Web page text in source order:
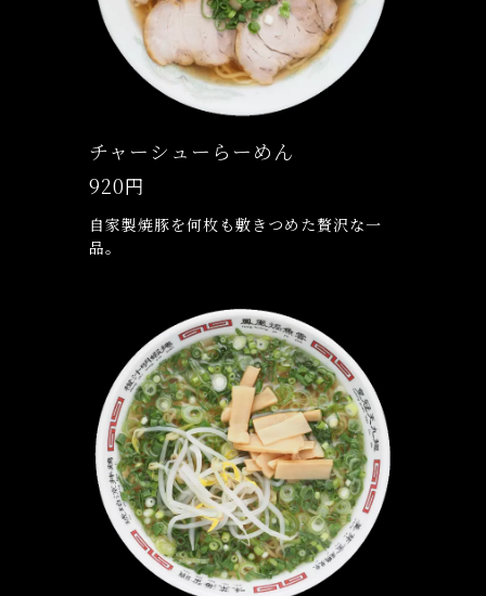
チャーシューらーめん
920円
自家製焼豚を何枚も敷きつめた贅沢な一
品。